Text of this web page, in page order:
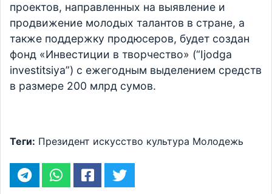
проектов, направленных на выявление и
продвижение молодых талантов в стране, а
также поддержку продюсеров, будет создан
фонд «Инвестиции в творчество» (“Ijodga
investitsiya”) с ежегодным выделением средств
в размере 200 млрд сумов.
Теги: Президент искусство культура Молодежь